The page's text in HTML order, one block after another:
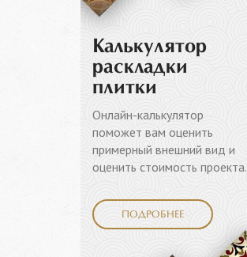
Калькулятор
раскладки
плитки
Онлайн-калькулятор
поможет вам оценить
примерный внешний вид и
оценить стоимость проекта.
ПОДРОБНЕЕ